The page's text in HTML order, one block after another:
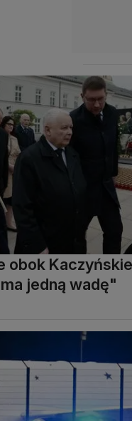
obok
jedną wadę"